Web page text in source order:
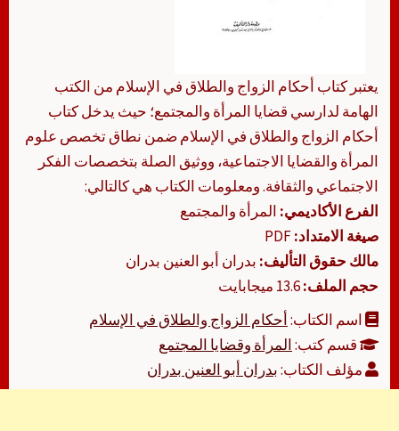
يعتبر كتاب أحكام الزواج والطلاق في الإسلام من الكتب
الهامة لدارسي قضايا المرأة والمجتمع؛ حيث يدخل كتاب
أحكام الزواج والطلاق في الإسلام ضمن نطاق تخصص علوم
المرأة والقضايا الاجتماعية، ووثيق الصلة بتخصصات الفكر
الاجتماعي والثقافة. ومعلومات الكتاب هي كالتالي:
الفرع الأكاديمي: المرأة والمجتمع
صيغة الامتداد:
مالك حقوق التأليف: بدران أبو العنين بدران
حجم الملف:
اسم الكتاب:أحكام الزواج والطلاق في الإسلام
قسم كتب:المرأة وقضايا المجتمع
مؤلف الكتاب:بدران أبو العنين بدران